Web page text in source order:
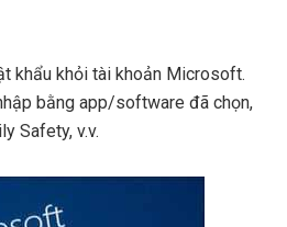
khẩu khỏi tài khoản Microsoft.
bằng app/software đã chọn,
Safety, v.v.